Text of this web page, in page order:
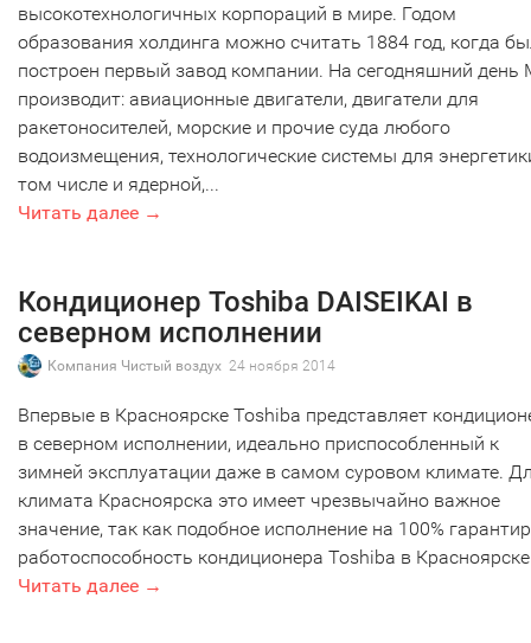
высокотехнологичных корпораций в мире. Годом
образования холдинга можно считать 1884 год, когда
построен первый завод компании. На сегодняшний день
производит: авиационные двигатели, двигатели для
ракетоносителей, морские и прочие суда любого
водоизмещения, технологические системы для
том числе и ядерной,...
Читать далее →
Кондиционер Toshiba DAISEIKAI в
северном исполнении
Компания Чистый воздух 24 ноября 2014
Впервые в Красноярске Toshiba представляет
в северном исполнении, идеально приспособленный к
зимней эксплуатации даже в самом суровом климате.
климата Красноярска это имеет чрезвычайно важное
значение, так как подобное исполнение на 100%
работоспособность кондиционера Toshiba в
Читать далее →